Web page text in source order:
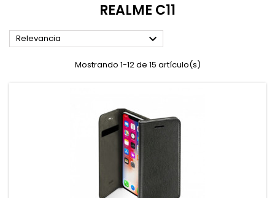
REALME C11
Relevancia 
Mostrando 1-12 de 15 artículo(s)